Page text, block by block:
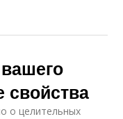
свойства
о целительных